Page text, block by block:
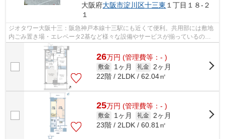
大阪府大阪市淀川区十三東 １丁目１８-２
１
ジオタワー大阪十三：阪急神戸本線十三駅にも近くて便利。共用部には敷地
内ごみ置き場・エレベータ2基など様々な設備やサービスが揃っているので
便利です。こちらの物件はマンションで...
26万円 (管理費等：- )
敷金 1ヶ月 礼金 2ヶ月
22階 / 2LDK / 62.04㎡
25万円 (管理費等：- )
敷金 1ヶ月 礼金 2ヶ月
23階 / 2LDK / 60.81㎡